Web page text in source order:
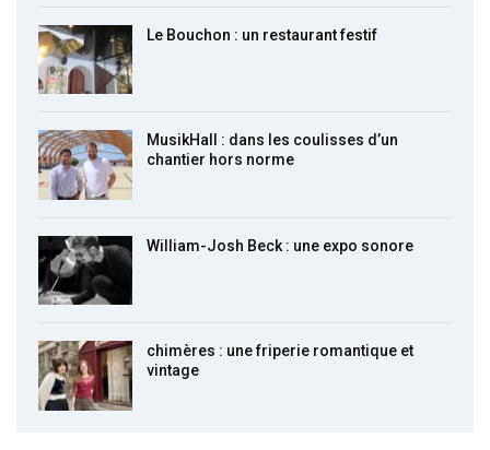
Le Bouchon : un restaurant festif
MusikHall : dans les coulisses d’un
chantier hors norme
William-Josh Beck : une expo sonore
chimères : une friperie romantique et
vintage